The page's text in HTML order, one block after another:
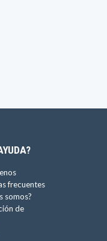
frecuentes
somos?
de